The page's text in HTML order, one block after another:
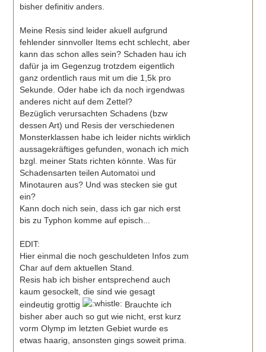
bisher definitiv anders.
Meine Resis sind leider akuell aufgrund
fehlender sinnvoller Items echt schlecht, aber
kann das schon alles sein? Schaden hau ich
dafür ja im Gegenzug trotzdem eigentlich
ganz ordentlich raus mit um die 1,5k pro
Sekunde. Oder habe ich da noch irgendwas
anderes nicht auf dem Zettel?
Bezüglich verursachten Schadens (bzw
dessen Art) und Resis der verschiedenen
Monsterklassen habe ich leider nichts wirklich
aussagekräftiges gefunden, wonach ich mich
bzgl. meiner Stats richten könnte. Was für
Schadensarten teilen Automatoi und
Minotauren aus? Und was stecken sie gut
ein?
Kann doch nich sein, dass ich gar nich erst
bis zu Typhon komme auf episch...
EDIT:
Hier einmal die noch geschuldeten Infos zum
Char auf dem aktuellen Stand.
Resis hab ich bisher entsprechend auch
kaum gesockelt, die sind wie gesagt
eindeutig grottig
Brauchte ich
bisher aber auch so gut wie nicht, erst kurz
vorm Olymp im letzten Gebiet wurde es
etwas haarig, ansonsten gings soweit prima.